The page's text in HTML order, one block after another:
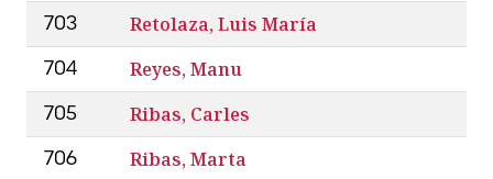
703 Retolaza, Luis María
704 Reyes, Manu
705 Ribas, Carles
706 Ribas, Marta